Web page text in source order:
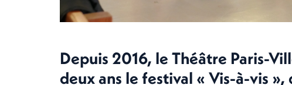
Depuis 2016, le Théâtre Paris-
deux ans le festival « Vis-à-vis